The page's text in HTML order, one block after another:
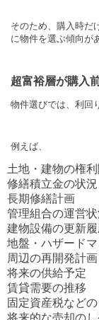
そのため、購入時だ
に物件を選ぶ傾向が
超富裕層が購入
物件選びでは、利回
例えば、
土地・建物の権
修繕積立金の状況
長期修繕計画
管理組合の運営状
建物設備の更新
地盤・ハザード
周辺の再開発計画
将来の供給予定
賃貸需要の推移
固定資産税など